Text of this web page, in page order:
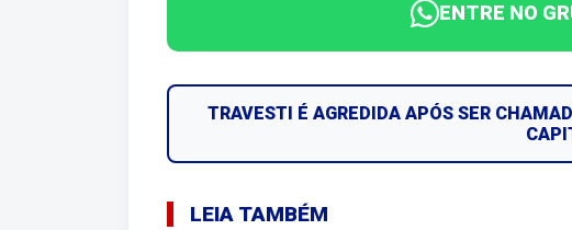
ENTRE NO
TRAVESTI É AGREDIDA APÓS SER
LEIA TAMBÉM